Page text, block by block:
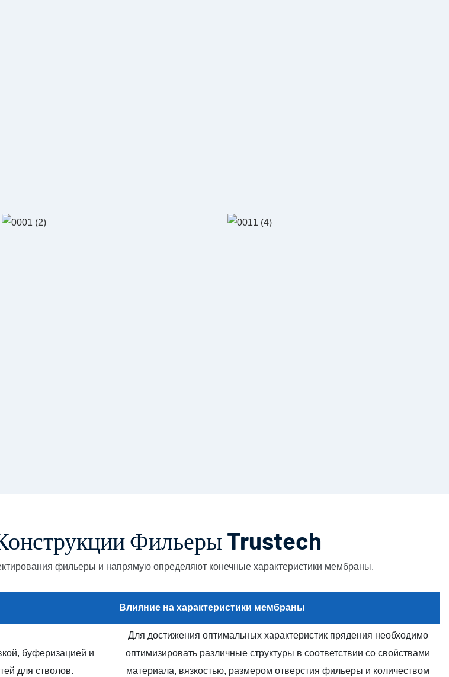
Фильеры Trustech
фильеры и напрямую определяют конечные характеристики мембраны.
Влияние на характеристики мембраны
буферизацией и
для стволов.
Для достижения оптимальных характеристик прядения необходимо
оптимизировать различные структуры в соответствии со свойствами
материала, вязкостью, размером отверстия фильеры и количеством